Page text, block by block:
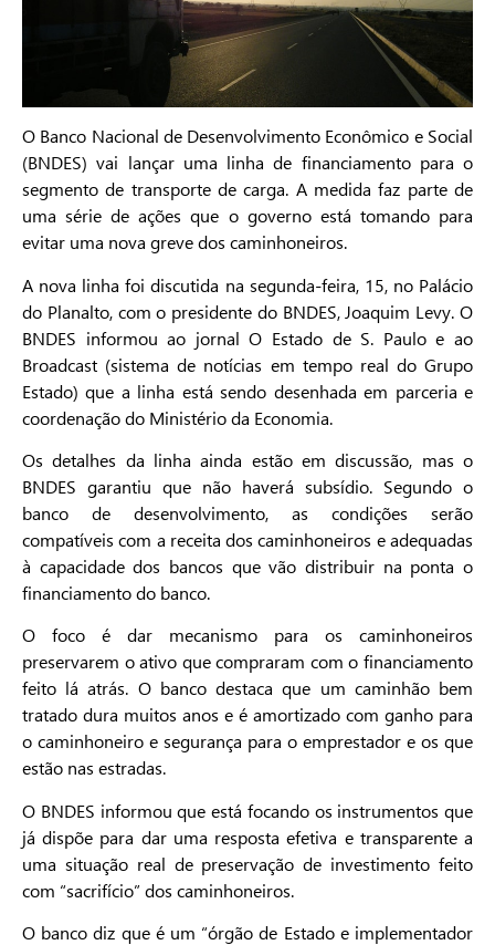
O Banco Nacional de Desenvolvimento Econômico e Social
(BNDES) vai lançar uma linha de financiamento para o
segmento de transporte de carga. A medida faz parte de
uma série de ações que o governo está tomando para
evitar uma nova greve dos caminhoneiros.
A nova linha foi discutida na segunda-feira, 15, no Palácio
do Planalto, com o presidente do BNDES, Joaquim Levy. O
BNDES informou ao jornal O Estado de S. Paulo e ao
Broadcast (sistema de notícias em tempo real do Grupo
Estado) que a linha está sendo desenhada em parceria e
coordenação do Ministério da Economia.
Os detalhes da linha ainda estão em discussão, mas o
BNDES garantiu que não haverá subsídio. Segundo o
banco de desenvolvimento, as condições serão
compatíveis com a receita dos caminhoneiros e adequadas
à capacidade dos bancos que vão distribuir na ponta o
financiamento do banco.
O foco é dar mecanismo para os caminhoneiros
preservarem o ativo que compraram com o financiamento
feito lá atrás. O banco destaca que um caminhão bem
tratado dura muitos anos e é amortizado com ganho para
o caminhoneiro e segurança para o emprestador e os que
estão nas estradas.
O BNDES informou que está focando os instrumentos que
já dispõe para dar uma resposta efetiva e transparente a
uma situação real de preservação de investimento feito
com “sacrifício” dos caminhoneiros.
O banco diz que é um “órgão de Estado e implementador